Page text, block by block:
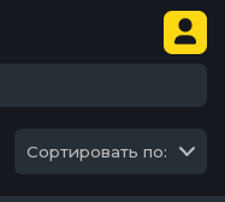
Сортировать по: